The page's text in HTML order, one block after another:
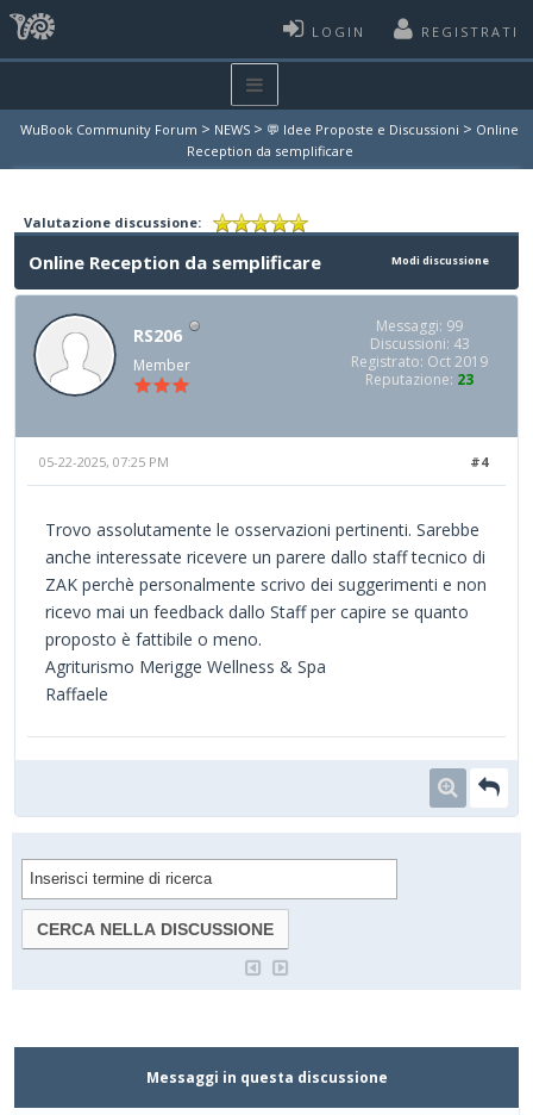
LOGIN REGISTRATI
WuBook Community Forum > NEWS > 💬 Idee Proposte e Discussioni > Online
Reception da semplificare
Valutazione discussione:
Modi discussione
Online Reception da semplificare
RS206
Member
Messaggi: 99
Discussioni: 43
Registrato: Oct 2019
Reputazione: 23
#4
05-22-2025, 07:25 PM
Trovo assolutamente le osservazioni pertinenti. Sarebbe
anche interessate ricevere un parere dallo staff tecnico di
ZAK perchè personalmente scrivo dei suggerimenti e non
ricevo mai un feedback dallo Staff per capire se quanto
proposto è fattibile o meno.
Agriturismo Merigge Wellness & Spa
Raffaele
Messaggi in questa discussione